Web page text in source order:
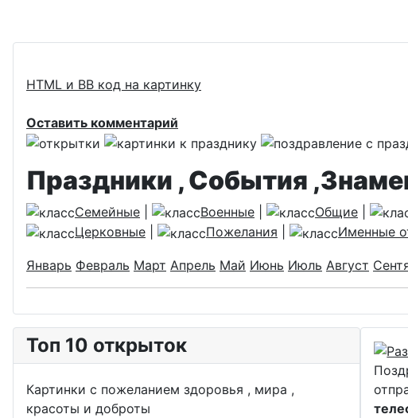
HTML и BB код на картинку
Оставить комментарий
Праздники , События
Семейные Военные Общие
Церковные
Пожелания Именные
Январь Февраль Март Апрель Май Июнь Июль Август
Топ 10 открыток
Картинки с пожеланием здоровья , мира ,
красоты и доброты